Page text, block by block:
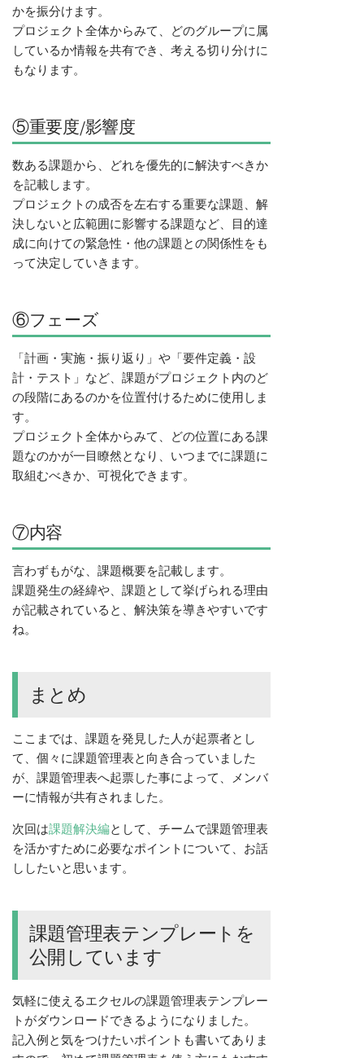
かを振分けます。
プロジェクト全体からみて、どのグループに属
しているか情報を共有でき、考える切り分けに
もなります。
⑤重要度/影響度
数ある課題から、どれを優先的に解決すべきか
を記載します。
プロジェクトの成否を左右する重要な課題、解
決しないと広範囲に影響する課題など、目的達
成に向けての緊急性・他の課題との関係性をも
って決定していきます。
⑥フェーズ
「計画・実施・振り返り」や「要件定義・設
計・テスト」など、課題がプロジェクト内のど
の段階にあるのかを位置付けるために使用しま
す。
プロジェクト全体からみて、どの位置にある課
題なのかが一目瞭然となり、いつまでに課題に
取組むべきか、可視化できます。
⑦内容
言わずもがな、課題概要を記載します。
課題発生の経緯や、課題として挙げられる理由
が記載されていると、解決策を導きやすいです
ね。
まとめ
ここまでは、課題を発見した人が起票者とし
て、個々に課題管理表と向き合っていました
が、課題管理表へ起票した事によって、メンバ
ーに情報が共有されました。
次回は課題解決編として、チームで課題管理表
を活かすために必要なポイントについて、お話
ししたいと思います。
課題管理表テンプレートを
公開しています
気軽に使えるエクセルの課題管理表テンプレー
トがダウンロードできるようになりました。
記入例と気をつけたいポイントも書いてありま